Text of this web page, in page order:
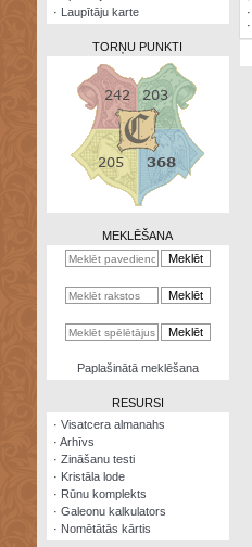
kalkulators
· Laupītāju karte
TORŅU PUNKTI
MEKLĒŠANA
Paplašinātā meklēšana
RESURSI
· Visatcera almanahs
· Arhīvs
· Zināšanu testi
· Kristāla lode
· Rūnu komplekts
· Galeonu kalkulators
· Nomētātās kārtis
·
·